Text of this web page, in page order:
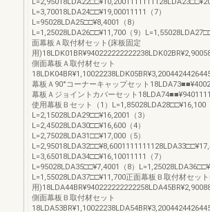
L=3,70018LDA24□□¥19,00011111（7）
L=95028LDA25□□¥8,4001（8）
L=1,25028LDA26□□¥11,700（9）
面幕板Ａ取付材セット(床板固定
用
側面幕板Ａ取付材セット
幕板Ａ90°コーナーキャップセット
幕板Ａジョイントカバーセット
使用幕板Ｂセット（1）L=1,85028LDA28□□¥16,100
L=2,15028LDA29□□¥16,2001（3）
L=2,45028LDA30□□¥16,600（4）
L=2,75028LDA31□□¥17,000（5）
L=3,65018LDA34□□¥16,10011111（7）
L=95028LDA35□□¥7,4001（8）
L=1,55028LDA37□□¥11,700正面幕板Ｂ取付材セッ
用
側面幕板Ｂ取付材セット